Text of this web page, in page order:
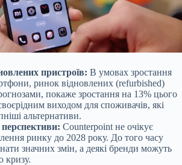
пристроїв: В умовах зростання
ринок відновлених (refurbished)
покаже зростання на 13% цього
виходом для споживачів, які
альтернативи.
перспективи: Counterpoint не очікує
ринку до 2028 року. До того часу
значних змін, а деякі бренди можуть
кризу.